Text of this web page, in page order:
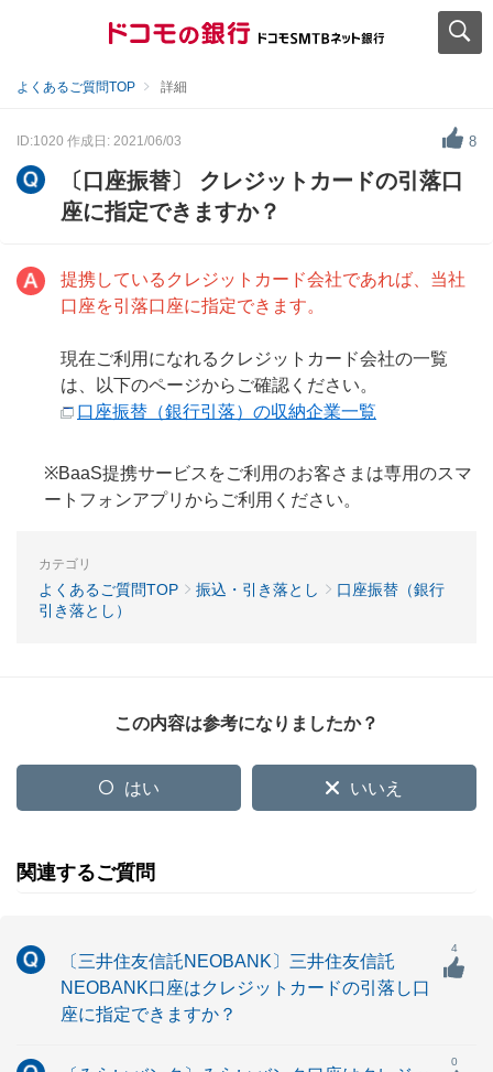
よくあるご質問TOP 詳細
ID:1020 作成日: 2021/06/03 8
〔口座振替〕 クレジットカードの引落口
座に指定できますか？
提携しているクレジットカード会社であれば、当社
口座を引落口座に指定できます。
現在ご利用になれるクレジットカード会社の一覧
は、以下のページからご確認ください。
口座振替（銀行引落）の収納企業一覧
※BaaS提携サービスをご利用のお客さまは専用のスマ
ートフォンアプリからご利用ください。
カテゴリ
よくあるご質問TOP 振込・引き落とし
口座振替（銀行
引き落とし）
この内容は参考になりましたか？
はい いいえ
関連するご質問
〔三井住友信託NEOBANK〕三井住友信託
NEOBANK口座はクレジットカードの引落し口
座に指定できますか？
4
0